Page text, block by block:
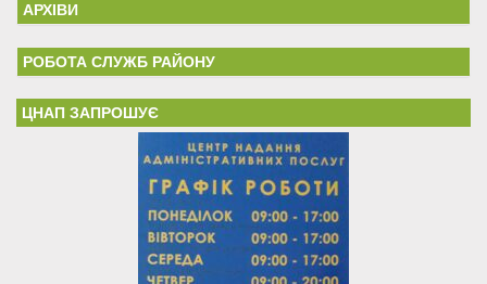
АРХІВИ
РОБОТА СЛУЖБ РАЙОНУ
ЦНАП ЗАПРОШУЄ